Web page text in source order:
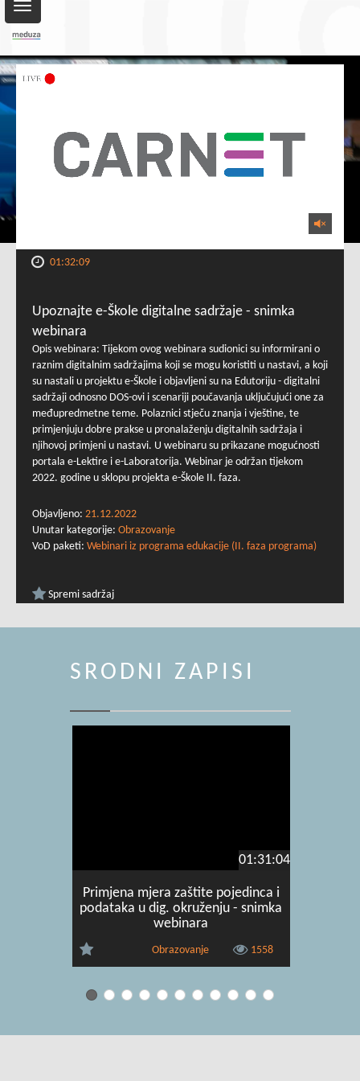
Toggle
navigation
01:32:09
Upoznajte e-Škole digitalne sadržaje - snimka
webinara
Opis webinara: Tijekom ovog webinara sudionici su informirani o
raznim digitalnim sadržajima koji se mogu koristiti u nastavi, a koji
su nastali u projektu e-Škole i objavljeni su na Edutoriju - digitalni
sadržaji odnosno DOS-ovi i scenariji poučavanja uključujući one za
međupredmetne teme. Polaznici stječu znanja i vještine, te
primjenjuju dobre prakse u pronalaženju digitalnih sadržaja i
njihovoj primjeni u nastavi. U webinaru su prikazane mogućnosti
portala e-Lektire i e-Laboratorija. Webinar je održan tijekom
2022. godine u sklopu projekta e-Škole II. faza.
Objavljeno: 21.12.2022
Unutar kategorije: Obrazovanje
VoD paketi: Webinari iz programa edukacije (II. faza programa)
Spremi sadržaj
SRODNI ZAPISI
01:31:04
Primjena mjera zaštite pojedinca i
podataka u dig. okruženju - snimka
webinara
Obrazovanje 1558